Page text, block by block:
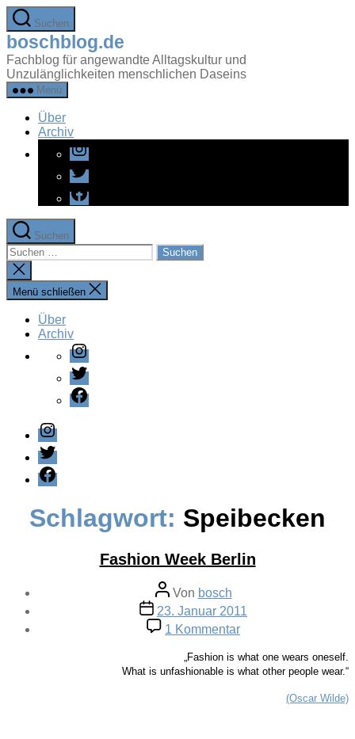
Zum
Inhalt
springen
Suchen
boschblog.de
Fachblog für angewandte Alltagskultur und
Unzulänglichkeiten menschlichen Daseins
Menü
Über
Archiv
Instagram
Twitter
Facebook
Suchen
Suchen
nach:
Suche
schließen
Menü schließen
Über
Archiv
Instagram
Twitter
Facebook
Instagram
Twitter
Facebook
Schlagwort: Speibecken
Fashion Week Berlin
Beitragsautor
Von bosch
Veröffentlichungsdatum
23. Januar 2011
1 Kommentarzu
Fashion
Week
Berlin
„Fashion is what one wears oneself.
What is unfashionable is what other people wear.“
(Oscar Wilde)